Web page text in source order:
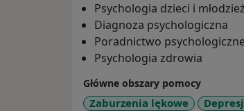
Psychologia dzieci i
Diagnoza psychologiczna
Poradnictwo psychologiczne
Psychologia zdrowia
Główne obszary pomocy
Zaburzenia lękowe